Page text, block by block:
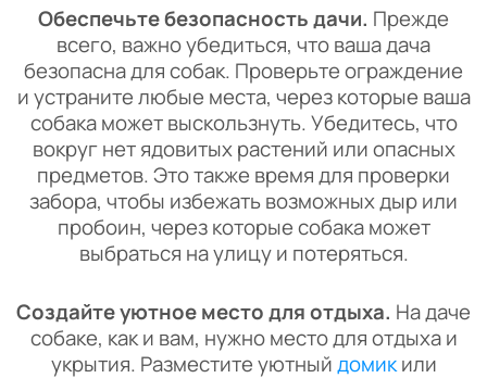
Обеспечьте безопасность дачи. Прежде
всего, важно убедиться, что ваша дача
безопасна для собак. Проверьте ограждение
и устраните любые места, через которые ваша
собака может выскользнуть. Убедитесь, что
вокруг нет ядовитых растений или опасных
предметов. Это также время для проверки
забора, чтобы избежать возможных дыр или
пробоин, через которые собака может
выбраться на улицу и потеряться.
Создайте уютное место для отдыха. На даче
собаке, как и вам, нужно место для отдыха и
укрытия. Разместите уютныйдомикили